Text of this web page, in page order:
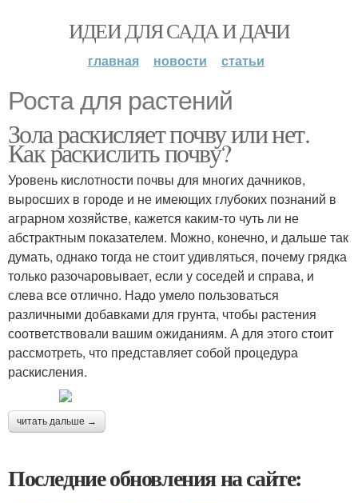
ИДЕИ ДЛЯ САДА И ДАЧИ
главная новости статьи
Роста для растений
Зола раскисляет почву или нет.
Как раскислить почву?
Уровень кислотности почвы для многих дачников,
выросших в городе и не имеющих глубоких познаний в
аграрном хозяйстве, кажется каким-то чуть ли не
абстрактным показателем. Можно, конечно, и дальше так
думать, однако тогда не стоит удивляться, почему грядка
только разочаровывает, если у соседей и справа, и
слева все отлично. Надо умело пользоваться
различными добавками для грунта, чтобы растения
соответствовали вашим ожиданиям. А для этого стоит
рассмотреть, что представляет собой процедура
раскисления.
читать дальше →
Последние обновления на сайте: